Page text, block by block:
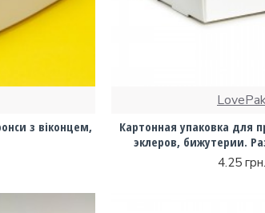
з віконцем,
Картонная упаковка для
эклеров, бижутерии.
4.25 грн.